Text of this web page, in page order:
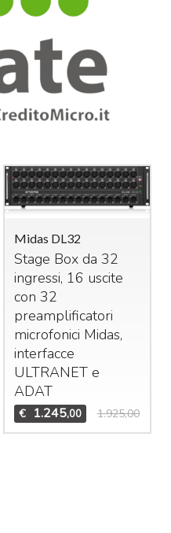
Midas DL32
Stage Box da 32
ingressi, 16 uscite
con 32
preamplificatori
microfonici Midas,
interfacce
ULTRANETe
ADAT
€ 1.245,00 1.925,00